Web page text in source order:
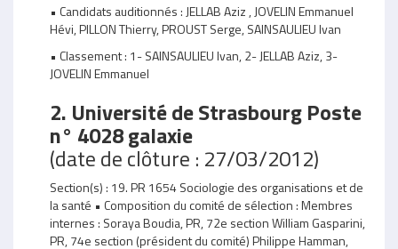
• Candidats auditionnés : JELLAB Aziz , JOVELIN Emmanuel
Hévi, PILLON Thierry, PROUST Serge, SAINSAULIEU Ivan
• Classement : 1- SAINSAULIEU Ivan, 2- JELLAB Aziz, 3-
JOVELIN Emmanuel
2. Université de Strasbourg Poste
n° 4028 galaxie
(date de clôture : 27/03/2012)
Section(s) : 19. PR 1654 Sociologie des organisations et de
la santé • Composition du comité de sélection : Membres
internes : Soraya Boudia, PR, 72e section William Gasparini,
PR, 74e section (président du comité) Philippe Hamman,